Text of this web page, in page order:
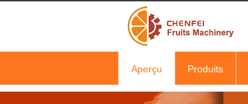
Aperçu Produits